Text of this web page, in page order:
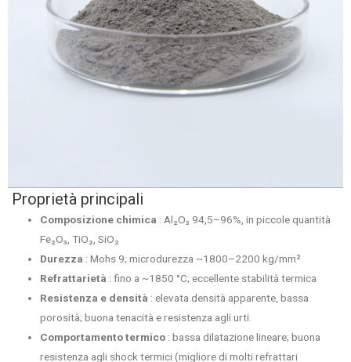
Proprietà principali
Composizione chimica : Al₂O₃ 94,5–96%, in piccole quantità
Fe₂O₃, TiO₂, SiO₂
Durezza : Mohs 9; microdurezza ~1800–2200 kg/mm²
Refrattarietà : fino a ~1850 °C; eccellente stabilità termica
Resistenza e densità : elevata densità apparente, bassa
porosità; buona tenacità e resistenza agli urti.
Comportamento termico : bassa dilatazione lineare; buona
resistenza agli shock termici (migliore di molti refrattari